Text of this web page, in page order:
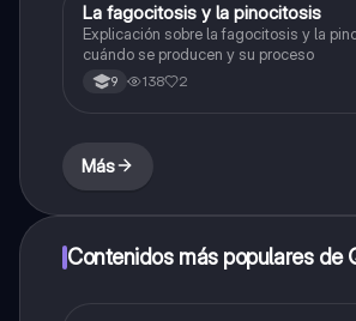
Biologia
La fagocitosis y la pinocitosis
Explicación sobre la fagocitosis y la
cuándo se producen y su proceso
9 138 2
Más
Contenidos más populares de